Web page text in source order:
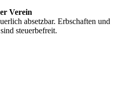
Verein
absetzbar. Erbschaften und
steuerbefreit.